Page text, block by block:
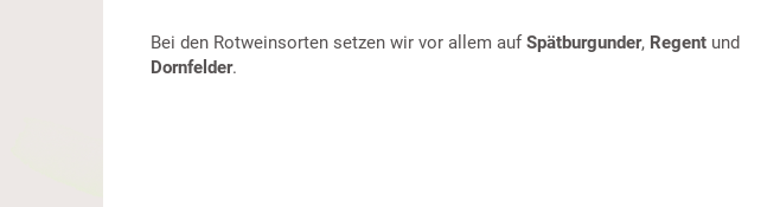
Bei den Rotweinsorten setzen wir vor allem aufSpätburgunder, Regent und
Dornfelder.